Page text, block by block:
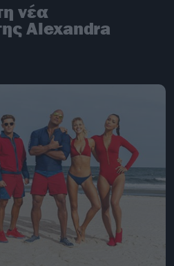
νέα
Alexandra